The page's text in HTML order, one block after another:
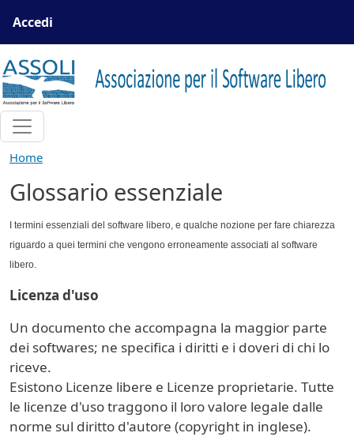
Menu profilo utente
Accedi
Home
Glossario essenziale
I termini essenziali del software libero, e qualche nozione per fare chiarezza
riguardo a quei termini che vengono erroneamente associati al software
libero.
Licenza d'uso
Un documento che accompagna la maggior parte
dei softwares; ne specifica i diritti e i doveri di chi lo
riceve.
Esistono Licenze libere e Licenze proprietarie. Tutte
le licenze d'uso traggono il loro valore legale dalle
norme sul diritto d'autore (copyright in inglese).